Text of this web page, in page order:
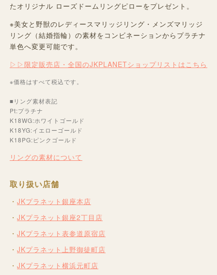
たオリジナル ローズドームリングピローをプレゼント。
※美女と野獣のレディースマリッジリング・メンズマリッジ
リング（結婚指輪）の素材をコンビネーションからプラチナ
単色へ変更可能です。
▷▷限定販売店・全国のJKPLANETショップリストはこちら
※価格はすべて税込です。
■リング素材表記
Pt:プラチナ
K18WG:ホワイトゴールド
K18YG:イエローゴールド
K18PG:ピンクゴールド
リングの素材について
取り扱い店舗
JKプラネット銀座本店
JKプラネット銀座2丁目店
JKプラネット表参道原宿店
JKプラネット上野御徒町店
JKプラネット横浜元町店